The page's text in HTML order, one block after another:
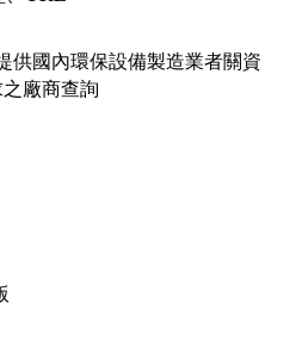
供國內環保設備製造業者關資
廠商查詢